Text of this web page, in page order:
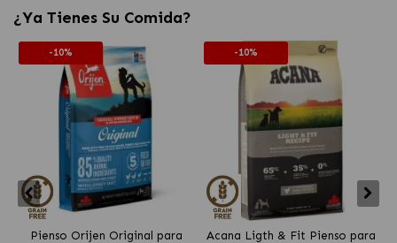
¿Ya Tienes Su Comida?
-10%
Pienso Orijen Original para
-10%
Acana Ligth & Fit Pienso para